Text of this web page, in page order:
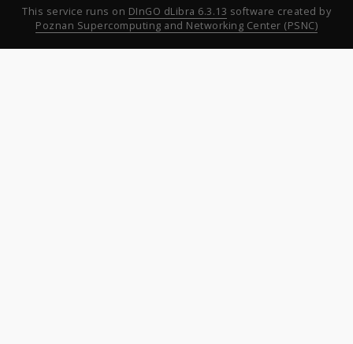
This service runs on DInGO dLibra 6.3.13 software created by
Poznan Supercomputing and Networking Center (PSNC)